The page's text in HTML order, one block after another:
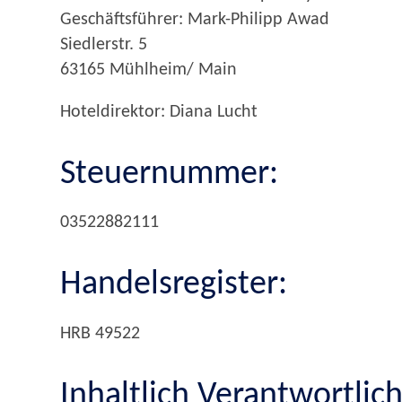
Geschäftsführer: Mark-Philipp Awad
Siedlerstr. 5
63165 Mühlheim/ Main
Hoteldirektor: Diana Lucht
Steuernummer:
03522882111
Handelsregister:
HRB 49522